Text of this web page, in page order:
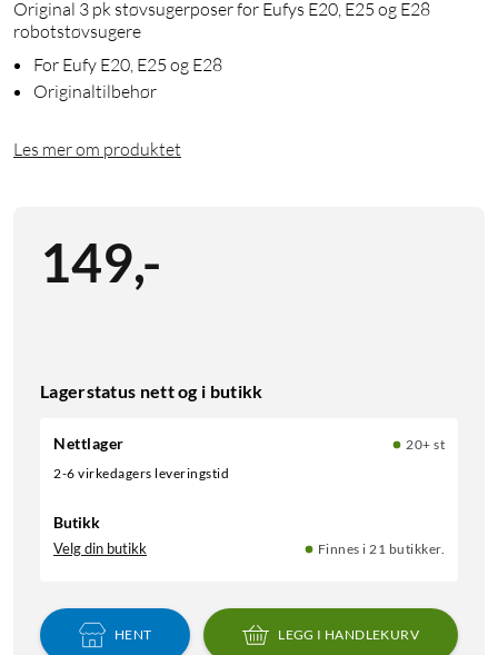
Original 3 pk støvsugerposer for Eufys E20, E25 og E28
robotstøvsugere
For Eufy E20, E25 og E28
Originaltilbehør
Les mer om produktet
149,-
Lagerstatus nett og i butikk
Nettlager
20+ st
2-6 virkedagers leveringstid
Butikk
Velg din butikk Finnes i 21 butikker.
HENT LEGG I HANDLEKURV